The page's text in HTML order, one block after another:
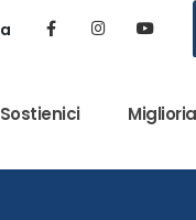
Sostienici